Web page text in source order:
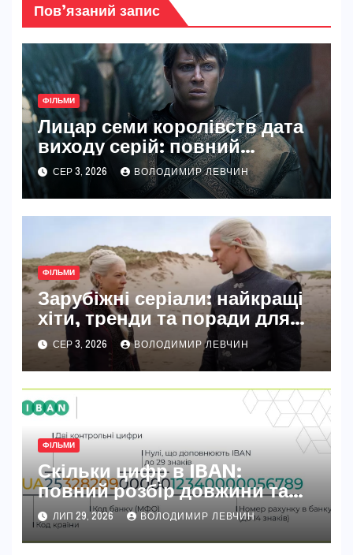
Пов’язаний запис
ФІЛЬМИ
Лицар семи королівств дата
виходу серій: повний
розклад і деталі
СЕР 3, 2026 ВОЛОДИМИР ЛЕВЧИН
ФІЛЬМИ
Зарубіжні серіали: найкращі
хіти, тренди та поради для
вибору у 2026 році
СЕР 3, 2026 ВОЛОДИМИР ЛЕВЧИН
ФІЛЬМИ
Скільки цифр в IBAN:
повний розбір довжини та
секретів номера
ЛИП 29, 2026 ВОЛОДИМИР ЛЕВЧИН